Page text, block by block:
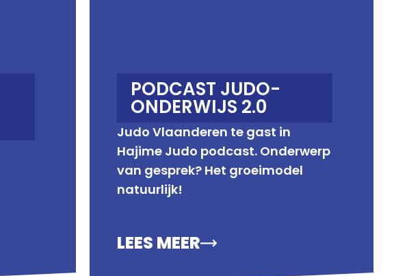
PODCAST JUDO-
ONDERWIJS 2.0
Judo Vlaanderen te gast in
Hajime Judo podcast. Onderwerp
van gesprek? Het groeimodel
natuurlijk!
LEES MEER